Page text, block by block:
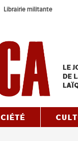
Librairie militante
LE
DE